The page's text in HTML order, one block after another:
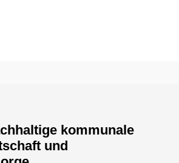
kommunale
und